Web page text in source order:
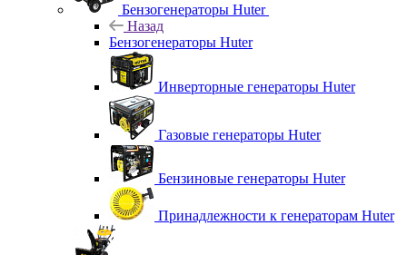
Бензогенераторы Huter
Назад
Бензогенераторы Huter
Инверторные генераторы Huter
Газовые генераторы Huter
Бензиновые генераторы Huter
Принадлежности к генераторам Huter